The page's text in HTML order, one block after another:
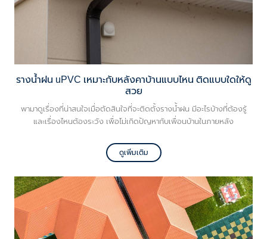
รางน้ำฝน uPVC เหมาะกับหลังคาบ้านแบบไหน ติดแบบใดให้ดู
สวย
พามาดูเรื่องที่น่าสนใจเมื่อตัดสินใจที่จะติดตั้งรางน้ำฝน มีอะไรบ้างที่ต้องรู้
และเรื่องไหนต้องระวัง เพื่อไม่เกิดปัญหากับเพื่อนบ้านในภายหลัง
ดูเพิ่มเติม